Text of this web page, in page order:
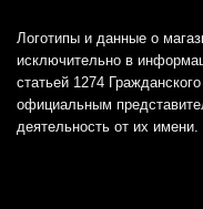
Логотипы и данные о
исключительно в
статьей 1274
официальным
деятельность от их имени.